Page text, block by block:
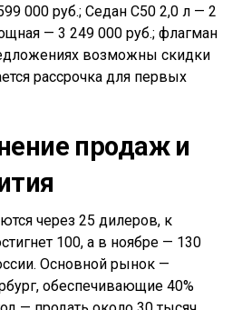
000 руб.; Седан С50 2,0 л — 2
— 3 249 000 руб.; флагман
возможны скидки
рассрочка для первых
продаж и
через 25 дилеров, к
100, а в ноябре — 130
Основной рынок —
обеспечивающие 40%